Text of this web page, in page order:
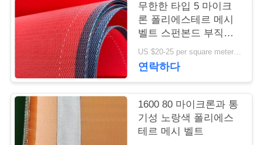
뉴
스
인
용
문
무한한 타입 5 마이크
론 폴리에스테르 메시
벨트 스펀본드 부직포
형성
US $20-25 per square meter MOQ:50 평방미터
연락하다
1600 80 마이크론과 통
기성 노랑색 폴리에스
테르 메시 벨트